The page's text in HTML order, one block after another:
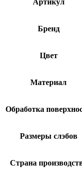
Бренд
Цвет
Материал
Обработка
Размеры слэбов
Страна